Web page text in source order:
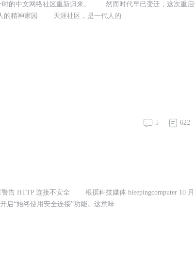
的中文网络社区重新归来。 然而时代早已变迁，这次重启
的精神家园 天涯社区，是一代人的
5 622
警告 HTTP 连接不安全 根据科技媒体 bleepingcomputer 10
启“始终使用安全连接”功能。这意味